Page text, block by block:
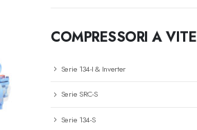
COMPRESSORI A VITE
Serie 134-I & Inverter
Serie SRC-S
Serie 134-S